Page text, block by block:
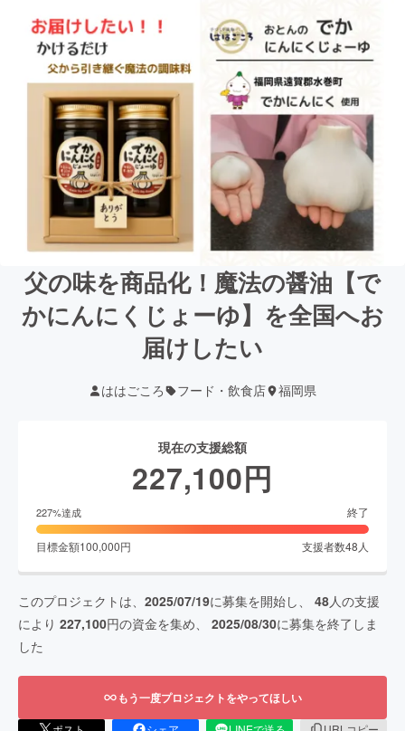
父の味を商品化！魔法の醤油【で
かにんにくじょーゆ】を全国へお
届けしたい
ははごころ フード・飲食店 福岡県
現在の支援総額
227,100円
227%達成 終了
目標金額100,000円 支援者数48 人
このプロジェクトは、 2025/07/19に募集を開始し、 48人の支援
により 227,100円の資金を集め、 2025/08/30に募集を終了しま
した
もう一度プロジェクトをやってほしい